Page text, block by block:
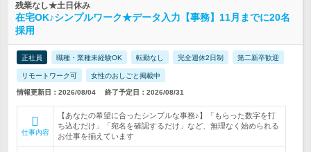
残業なし★土日休み
在宅OK♪シンプルワーク★データ入力【事務】11月までに20名
採用
正社員 職種・業種未経験OK 転勤なし 完全週休2日制 第二新卒歓迎
リモートワーク可 女性のおしごと掲載中
情報更新日：2026/08/04 終了予定日：2026/08/31
仕事内容
【あなたの希望に合ったシンプルな事務♪】「もらった数字を打
ち込むだけ」「宛名を確認するだけ」など、無理なく始められる
お仕事を揃えています